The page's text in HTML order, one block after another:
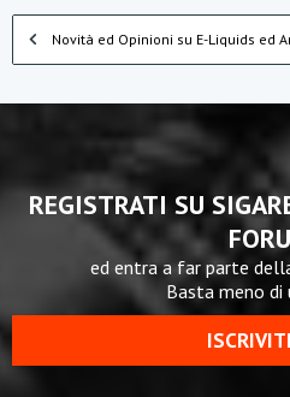
Novità ed Opinioni su E-Liquids ed
REGISTRATI SU
ed entra a far parte
Basta meno di